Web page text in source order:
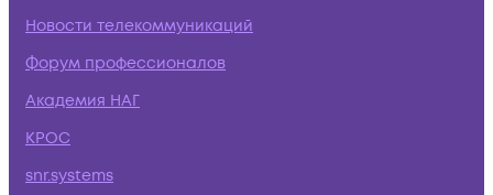
Новости телекоммуникаций
Форум профессионалов
Академия НАГ
КРОС
snr.systems